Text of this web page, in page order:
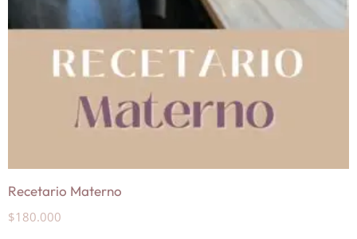
Recetario Materno
$180.000